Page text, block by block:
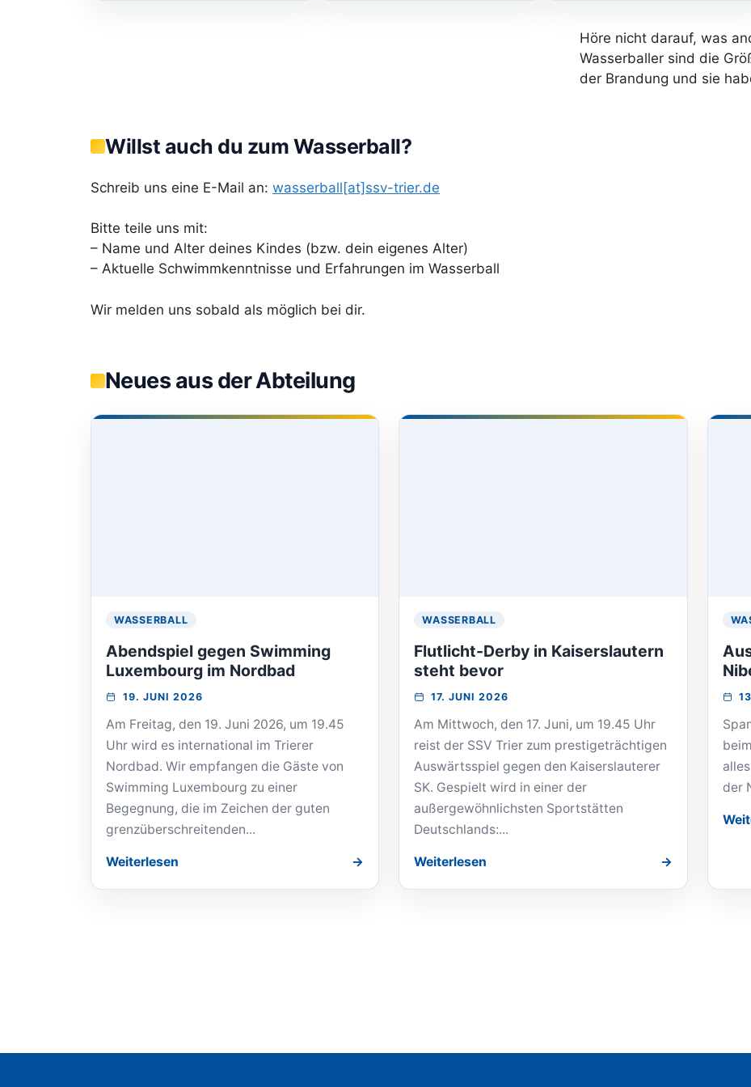
Höre nicht darauf, was
Wasserballer sind die
der Brandung und sie
Willst auch du zum Wasserball?
Schreib uns eine E-Mail an: wasserball[at]ssv-trier.de
Bitte teile uns mit:
– Name und Alter deines Kindes (bzw. dein eigenes Alter)
– Aktuelle Schwimmkenntnisse und Erfahrungen im Wasserball
Wir melden uns sobald als möglich bei dir.
Neues aus der Abteilung
WASSERBALL
Abendspiel gegen Swimming
Luxembourg im Nordbad
VERANSTALTUNG
19. JUNI 2026
Am Freitag, den 19. Juni 2026, um 19.45
Uhr wird es international im Trierer
Nordbad. Wir empfangen die Gäste von
Swimming Luxembourg zu einer
Begegnung, die im Zeichen der guten
grenzüberschreitenden...
Weiterlesen
WASSERBALL
Flutlicht-Derby in Kaiserslautern
steht bevor
VERANSTALTUNG
17. JUNI 2026
Am Mittwoch, den 17. Juni, um 19.45 Uhr
reist der SSV Trier zum prestigeträchtigen
Auswärtsspiel gegen den Kaiserslauterer
SK. Gespielt wird in einer der
außergewöhnlichsten Sportstätten
Deutschlands:...
Weiterlesen
der